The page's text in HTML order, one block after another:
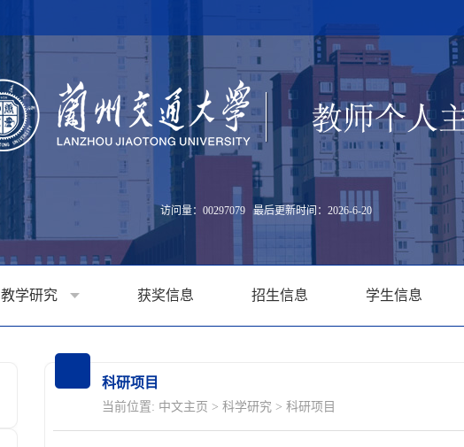
访问量： 00297079 最后更新时间： 2026-6-20
教学研究 获奖信息 招生信息 学生信息
科研项目
当前位置: 中文主页 > 科学研究 > 科研项目